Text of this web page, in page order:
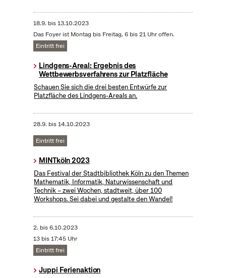
18.9. bis13.10.2023
Das Foyer ist Montag bis Freitag, 6 bis 21 Uhr offen.
Eintritt frei
Lindgens-Areal: Ergebnis des
Wettbewerbsverfahrens zur Platzfläche
Schauen Sie sich die drei besten Entwürfe zur
Platzfläche des Lindgens-Areals an.
28.9. bis14.10.2023
Eintritt frei
MINTköln 2023
Das Festival der Stadtbibliothek Köln zu den Themen
Mathematik, Informatik, Naturwissenschaft und
Technik – zwei Wochen, stadtweit, über 100
Workshops. Sei dabei und gestalte den Wandel!
2. bis6.10.2023
13 bis 17:45 Uhr
Eintritt frei
Juppi Ferienaktion